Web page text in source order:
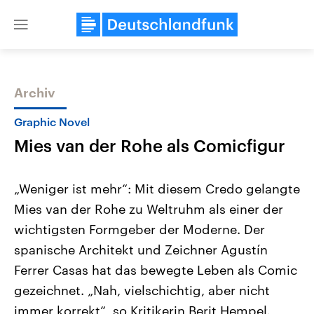
Close
Themen
Landtagswahl Sachsen-Anhalt
2026
Alle Informationen
Sachsen-Anhalt wählt am 6.
September 2026 einen neuen
Landtag. Seit 2021 wird das
Bundesland von einer Koalition aus
USA
Aktuelle Beiträge,
Hintergründe
Wirtschaftlich und
gehören die Vereinigten
den mächtigsten Ländern
mit großem Einfluss auf
Archiv
Graphic Novel
Mies van der Rohe als Comicfigur
„Weniger ist mehr“: Mit diesem Credo gelangte
Mies van der Rohe zu Weltruhm als einer der
wichtigsten Formgeber der Moderne. Der
spanische Architekt und Zeichner Agustín
Ferrer Casas hat das bewegte Leben als Comic
gezeichnet. „Nah, vielschichtig, aber nicht
immer korrekt“, so Kritikerin Berit Hempel.